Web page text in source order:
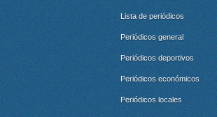
Lista de periódicos
Periódicos general
Periódicos deportivos
Periódicos económicos
Periódicos locales